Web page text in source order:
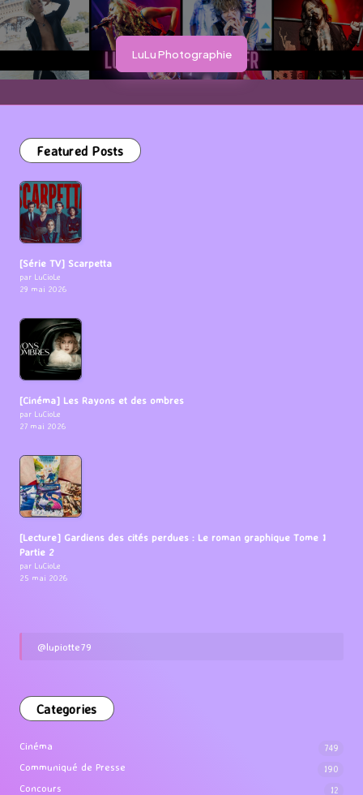
LuLu Photographie
Featured Posts
[Série TV] Scarpetta
par LuCioLe
29 mai 2026
[Cinéma] Les Rayons et des ombres
par LuCioLe
27 mai 2026
[Lecture] Gardiens des cités perdues : Le roman graphique Tome 1
Partie 2
par LuCioLe
25 mai 2026
@lupiotte79
Categories
Cinéma 749
Communiqué de Presse 190
Concours 12